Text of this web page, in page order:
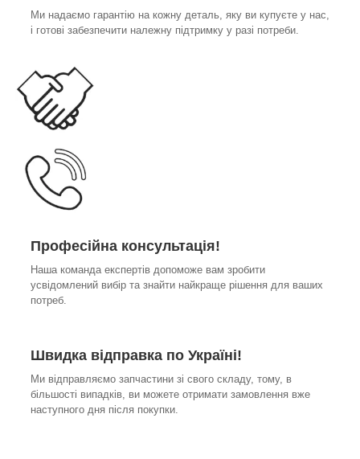
Ми надаємо гарантію на кожну деталь, яку ви купуєте у нас,
і готові забезпечити належну підтримку у разі потреби.
Професійна консультація!
Наша команда експертів допоможе вам зробити
усвідомлений вибір та знайти найкраще рішення для ваших
потреб.
Швидка відправка по Україні!
Ми відправляємо запчастини зі свого складу, тому, в
більшості випадків, ви можете отримати замовлення вже
наступного дня після покупки.